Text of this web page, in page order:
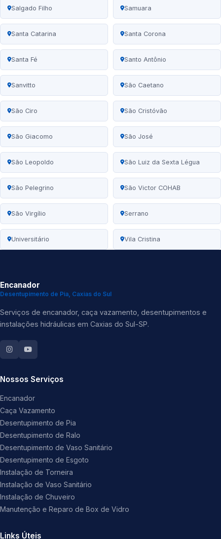
Salgado Filho Samuara
Santa Catarina Santa Corona
Santa Fé Santo Antônio
Sanvitto São Caetano
São Ciro São Cristóvão
São Giacomo São José
São Leopoldo São Luiz da Sexta Légua
São Pelegrino São Victor COHAB
São Virgílio Serrano
Universitário Vila Cristina
Encanador
Desentupimento de Pia, Caxias do Sul
Serviços de encanador, caça vazamento, desentupimentos e
instalações hidráulicas em Caxias do Sul-SP.
Nossos Serviços
Encanador
Caça Vazamento
Desentupimento de Pia
Desentupimento de Ralo
Desentupimento de Vaso Sanitário
Desentupimento de Esgoto
Instalação de Torneira
Instalação de Vaso Sanitário
Instalação de Chuveiro
Manutenção e Reparo de Box de Vidro
Links Úteis